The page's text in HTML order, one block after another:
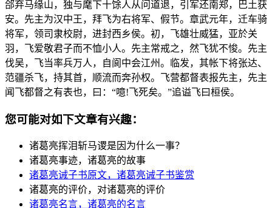
郃弃马缘山，独与麾下十馀人从问道退，引军还南郑，巴土获
安。先主为汉中王，拜飞为右将军、假节。章武元年，迁车骑
将军，领司隶校尉，进封西乡侯。初，飞雄壮威猛，亚於关
羽，飞爱敬君子而不恤小人。先主常戒之，然飞犹不悛。先主
伐吴，飞当率兵万人，自阆中会江州。临发，其帐下将张达、
范疆杀飞，持其首，顺流而奔孙权。飞营都督表报先主，先主
闻飞都督之有表也，曰：“噫!飞死矣。”追谥飞曰桓侯。
您可能对如下文章有兴趣：
诸葛亮挥泪斩马谡是因为什么一事？
诸葛亮事迹，诸葛亮的故事
诸葛亮诫子书原文，诸葛亮诫子书鉴赏
诸葛亮的评价，对诸葛亮的评价
诸葛亮名言，诸葛亮的名言